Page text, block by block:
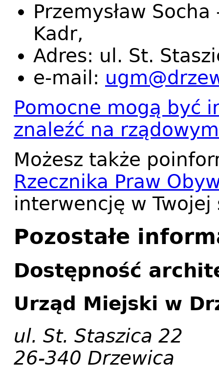
Przemysław
Kadr,
Adres: ul. St.
e-mail:
Pomocne mogą być
znaleźć na
Możesz także
Rzecznika Praw
interwencję w Twojej
Pozostałe
Dostępność
Urząd Miejski w
ul. St. Staszica 22
26-340 Drzewica